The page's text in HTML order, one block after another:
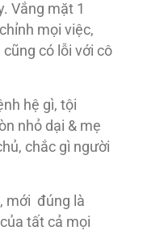
Vắng mặt 1
mọi việc,
có lỗi với cô
hệ gì, tội
nhỏ dại & mẹ
chắc gì người
mới đúng là
tất cả mọi